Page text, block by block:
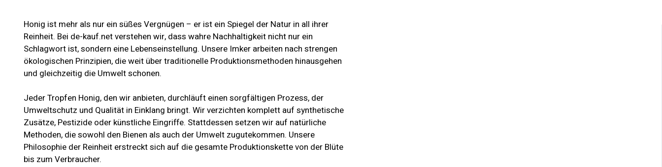
Honig ist mehr als nur ein süßes Vergnügen – er ist ein Spiegel der Natur in all ihrer
Reinheit. Bei de-kauf.net verstehen wir, dass wahre Nachhaltigkeit nicht nur ein
Schlagwort ist, sondern eine Lebenseinstellung. Unsere Imker arbeiten nach strengen
ökologischen Prinzipien, die weit über traditionelle Produktionsmethoden hinausgehen
und gleichzeitig die Umwelt schonen.
Jeder Tropfen Honig, den wir anbieten, durchläuft einen sorgfältigen Prozess, der
Umweltschutz und Qualität in Einklang bringt. Wir verzichten komplett auf synthetische
Zusätze, Pestizide oder künstliche Eingriffe. Stattdessen setzen wir auf natürliche
Methoden, die sowohl den Bienen als auch der Umwelt zugutekommen. Unsere
Philosophie der Reinheit erstreckt sich auf die gesamte Produktionskette von der Blüte
bis zum Verbraucher.